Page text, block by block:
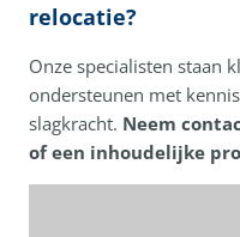
relocatie?
Onze specialisten staan
ondersteunen met
slagkracht. Neem
of een inhoudelijke